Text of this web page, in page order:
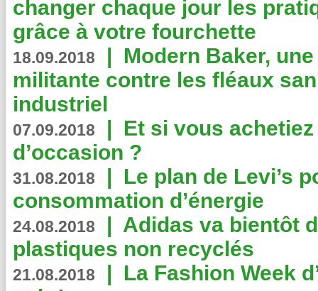
changer chaque jour les
grâce à votre fourchette
18.09.2018 | Modern Baker,
militante contre les fléaux
industriel
07.09.2018 | Et si vous
d’occasion ?
31.08.2018 | Le plan de Levi’s
consommation d’énergie
24.08.2018 | Adidas va bientôt
plastiques non recyclés
21.08.2018 | La Fashion Week